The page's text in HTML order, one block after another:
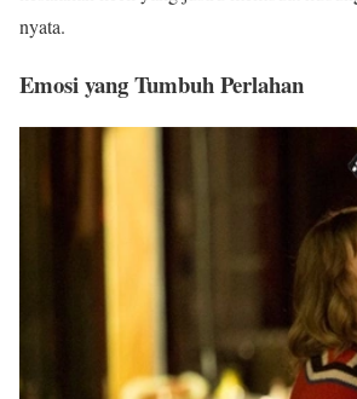
nyata.
Emosi yang Tumbuh Perlahan